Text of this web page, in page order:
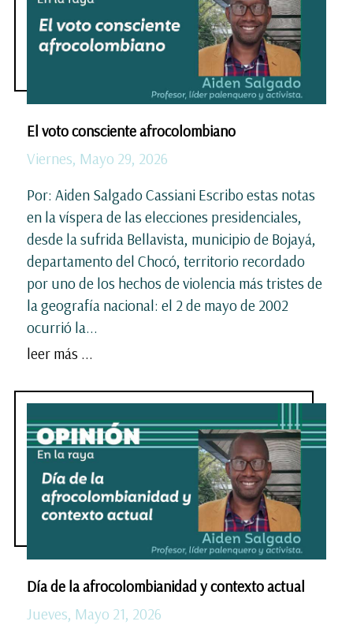
El voto consciente afrocolombiano
Viernes, Mayo 29, 2026
Por: Aiden Salgado Cassiani Escribo estas notas
en la víspera de las elecciones presidenciales,
desde la sufrida Bellavista, municipio de Bojayá,
departamento del Chocó, territorio recordado
por uno de los hechos de violencia más tristes de
la geografía nacional: el 2 de mayo de 2002
ocurrió la...
leer más ...
Día de la afrocolombianidad y contexto actual
Jueves, Mayo 21, 2026